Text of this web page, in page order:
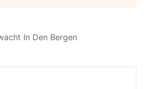
In Den Bergen